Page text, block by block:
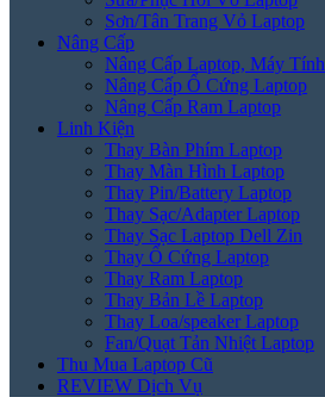
Sơn/Tân Trang Vỏ Laptop
Nâng Cấp
Nâng Cấp Laptop, Máy Tính
Nâng Cấp Ổ Cứng Laptop
Nâng Cấp Ram Laptop
Linh Kiện
Thay Bàn Phím Laptop
Thay Màn Hình Laptop
Thay Pin/Battery Laptop
Thay Sạc/Adapter Laptop
Thay Sạc Laptop Dell Zin
Thay Ổ Cứng Laptop
Thay Ram Laptop
Thay Bản Lề Laptop
Thay Loa/speaker Laptop
Fan/Quạt Tản Nhiệt Laptop
Thu Mua Laptop Cũ
REVIEW Dịch Vụ